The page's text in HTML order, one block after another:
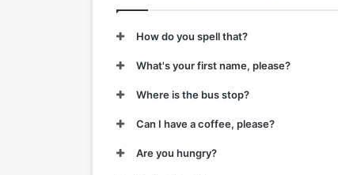
How do you spell that?
What's your first name, please?
Where is the bus stop?
Can I have a coffee, please?
Are you hungry?